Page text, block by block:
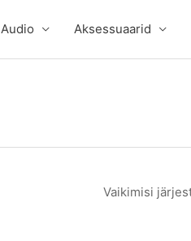
Audio Aksessuaarid